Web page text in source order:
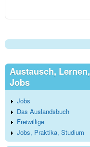
Austausch, Lernen,
Jobs
Jobs
Das Auslandsbuch
Freiwillige
Jobs, Praktika, Studium